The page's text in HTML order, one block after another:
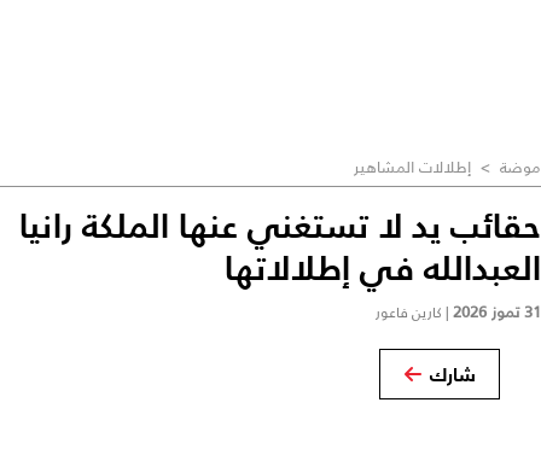
موضة > إطلالات المشاهير
حقائب يد لا تستغني عنها الملكة رانيا
العبدالله في إطلالاتها
31 تموز 2026 | كارين فاعور
شارك